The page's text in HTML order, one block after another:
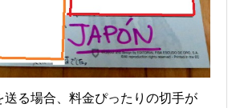
送る場合、料金ぴったりの切手が